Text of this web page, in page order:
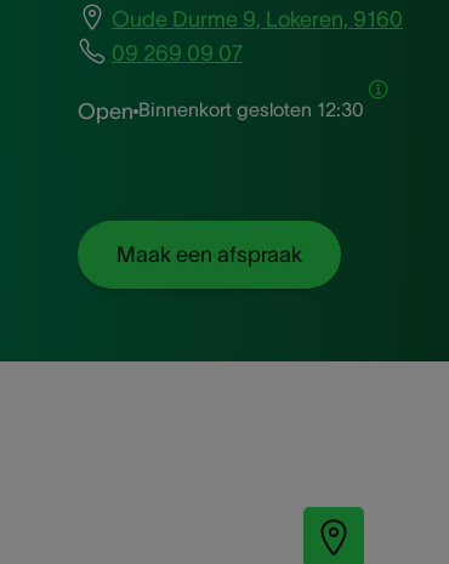
Oude Durme 9, Lokeren, 9160
09 269 09 07
Open Binnenkort gesloten 12:30
Maak een afspraak